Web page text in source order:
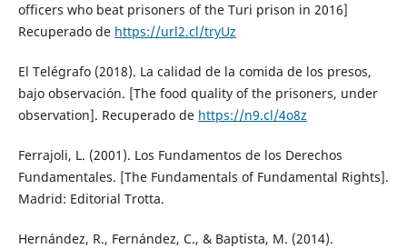
officers who beat prisoners of the Turi prison in 2016]
Recuperado de https://url2.cl/tryUz
El Telégrafo (2018). La calidad de la comida de los presos,
bajo observación. [The food quality of the prisoners, under
observation]. Recuperado de https://n9.cl/4o8z
Ferrajoli, L. (2001). Los Fundamentos de los Derechos
Fundamentales. [The Fundamentals of Fundamental Rights].
Madrid: Editorial Trotta.
Hernández, R., Fernández, C., & Baptista, M. (2014).